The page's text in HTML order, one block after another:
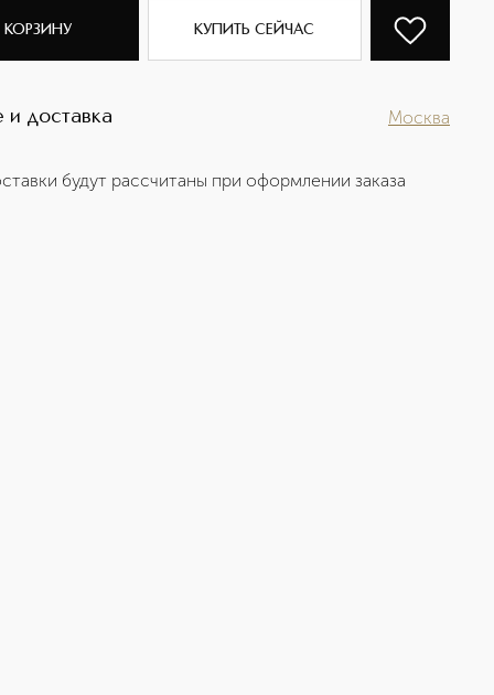
КОРЗИНУ КУПИТЬ СЕЙЧАС
и доставка Москва
будут рассчитаны при оформлении заказа